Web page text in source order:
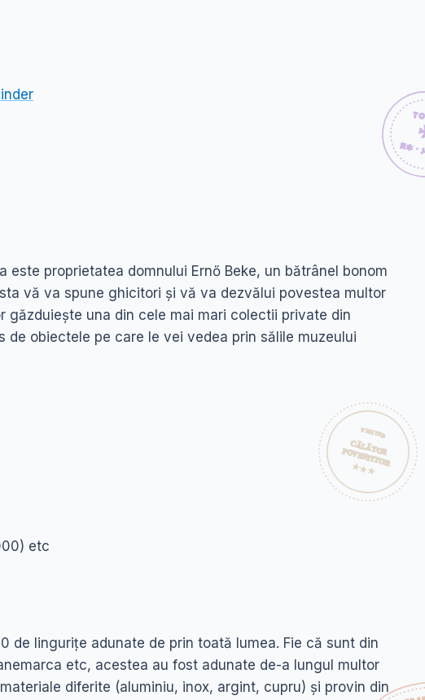
este proprietatea domnului Ernő Beke, un bătrânel bonom
vă va spune ghicitori și vă va dezvălui povestea multor
găzduiește una din cele mai mari colectii private din
de obiectele pe care le vei vedea prin sălile muzeului
etc
de lingurițe adunate de prin toată lumea. Fie că sunt din
etc, acestea au fost adunate de-a lungul multor
diferite (aluminiu, inox, argint, cupru) și provin din